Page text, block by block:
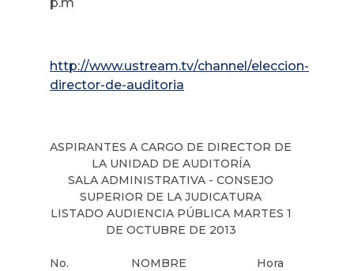
http://www.ustream.tv/channel/eleccion-
director-de-auditoria
ASPIRANTES A CARGO DE DIRECTOR DE
LA UNIDAD DE AUDITORÍA
SALA ADMINISTRATIVA - CONSEJO
SUPERIOR DE LA JUDICATURA
LISTADO AUDIENCIA PÚBLICA MARTES 1
DE OCTUBRE DE 2013
No. NOMBRE
Hora